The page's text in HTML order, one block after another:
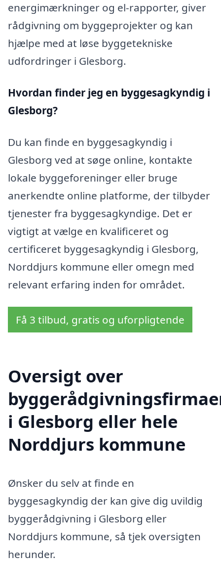
energimærkninger og el-rapporter, giver
rådgivning om byggeprojekter og kan
hjælpe med at løse byggetekniske
udfordringer i Glesborg.
Hvordan finder jeg en byggesagkyndig i
Glesborg?
Du kan finde en byggesagkyndig i
Glesborg ved at søge online, kontakte
lokale byggeforeninger eller bruge
anerkendte online platforme, der tilbyder
tjenester fra byggesagkyndige. Det er
vigtigt at vælge en kvalificeret og
certificeret byggesagkyndig i Glesborg,
Norddjurs kommune eller omegn med
relevant erfaring inden for området.
Få 3 tilbud, gratis og uforpligtende
Oversigt over
i Glesborg eller hele
Norddjurs kommune
Ønsker du selv at finde en
byggesagkyndig der kan give dig uvildig
byggerådgivning i Glesborg eller
Norddjurs kommune, så tjek oversigten
herunder.